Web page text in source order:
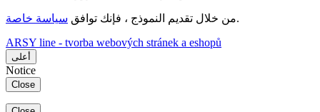
من خلال تقديم النموذج ، فإنك توافق سياسة خاصة
.
ARSY line - tvorba webových stránek a eshopů
أعلى
Notice
Close